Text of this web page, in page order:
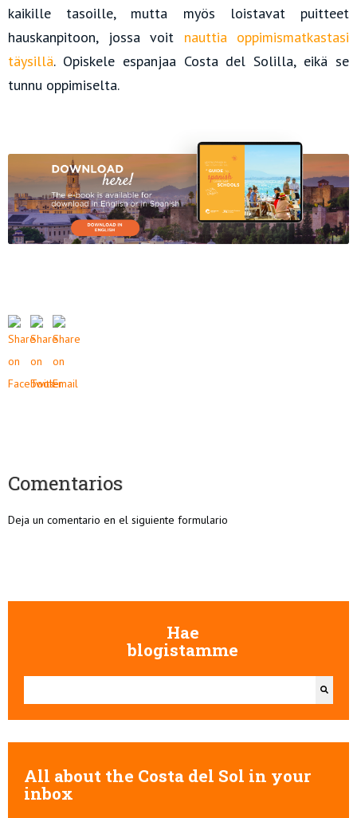
kaikille tasoille, mutta myös loistavat puitteet
hauskanpitoon, jossa voit nauttia oppimismatkastasi
täysillä. Opiskele espanjaa Costa del Solilla, eikä se
tunnu oppimiselta.
Comentarios
Deja un comentario en el siguiente formulario
Hae
blogistamme
All about the Costa del Sol in your
inbox